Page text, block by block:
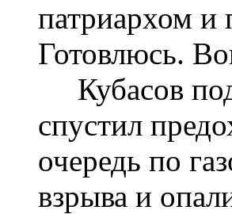
патриархом
Готовлюсь.
Кубасов
спустил
очередь по
взрыва и